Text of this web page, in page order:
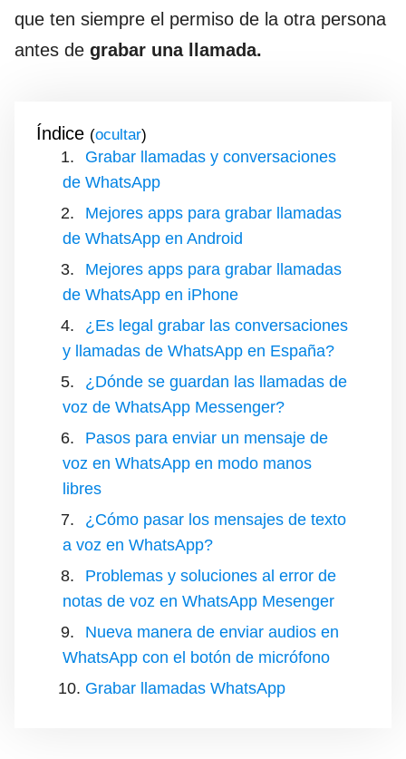
que ten siempre el permiso de la otra persona
antes de grabar una llamada.
Índice ( )
Grabar llamadas y conversaciones
de WhatsApp
Mejores apps para grabar llamadas
de WhatsApp en Android
Mejores apps para grabar llamadas
de WhatsApp en iPhone
¿Es legal grabar las conversaciones
y llamadas de WhatsApp en España?
¿Dónde se guardan las llamadas de
voz de WhatsApp Messenger?
Pasos para enviar un mensaje de
voz en WhatsApp en modo manos
libres
¿Cómo pasar los mensajes de texto
a voz en WhatsApp?
Problemas y soluciones al error de
notas de voz en WhatsApp Mesenger
Nueva manera de enviar audios en
WhatsApp con el botón de micrófono
Grabar llamadas WhatsApp